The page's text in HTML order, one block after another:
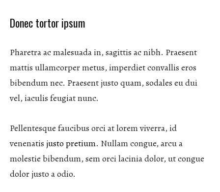
Donec tortor ipsum
Pharetra ac malesuada in, sagittis ac nibh. Praesent
mattis ullamcorper metus, imperdiet convallis eros
bibendum nec. Praesent justo quam, sodales eu dui
vel, iaculis feugiat nunc.
Pellentesque faucibus orci at lorem viverra, id
venenatis justo pretium. Nullam congue, arcu a
molestie bibendum, sem orci lacinia dolor, ut congue
dolor justo a odio.